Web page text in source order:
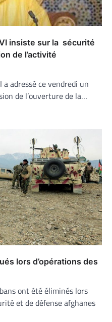
insiste sur la sécurité
de l’activité
a adressé ce vendredi un
de l’ouverture de la…
lors d’opérations des
ont été éliminés lors
et de défense afghanes